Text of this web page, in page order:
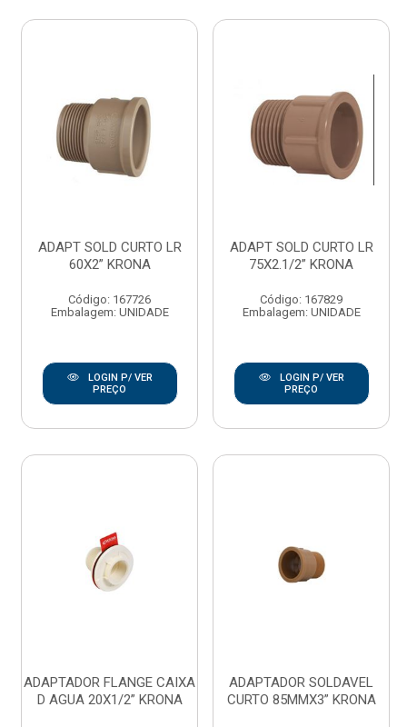
ADAPT SOLD CURTO LR
60X2” KRONA
Código: 167726
Embalagem: UNIDADE
LOGIN P/ VER
PREÇO
ADAPT SOLD CURTO LR
75X2.1/2” KRONA
Código: 167829
Embalagem: UNIDADE
LOGIN P/ VER
PREÇO
ADAPTADOR FLANGE CAIXA
D AGUA 20X1/2” KRONA
ADAPTADOR SOLDAVEL
CURTO 85MMX3” KRONA